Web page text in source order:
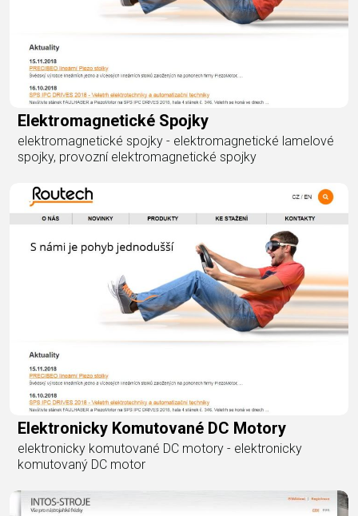
Elektromagnetické Spojky
elektromagnetické spojky - elektromagnetické lamelové
spojky, provozní elektromagnetické spojky
Elektronicky Komutované DC Motory
elektronicky komutované DC motory - elektronicky
komutovaný DC motor